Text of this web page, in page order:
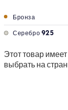
Бронза
Серебро 925
Этот товар
выбрать на